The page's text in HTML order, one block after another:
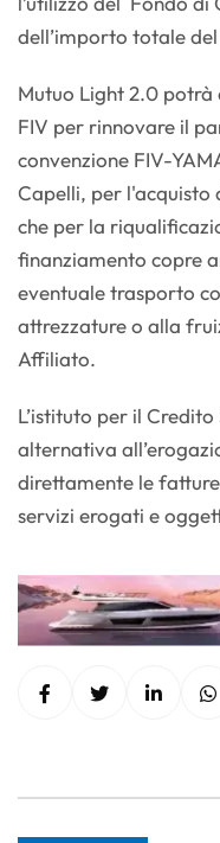
dell’importo totale
Mutuo Light 2.0
FIV per rinnovare il
convenzione FIV-
Capelli, per l'acquisto
che per la
finanziamento copre
eventuale trasporto
attrezzature o alla
Affiliato.
L’istituto per il
alternativa
direttamente le
servizi erogati e